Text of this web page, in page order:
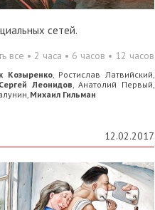
сетей.
все • 2 часа • 6 часов • 12 часов
Козыренко, Ростислав Латвийский,
Сергей Леонидов,Анатолий Первый,
, Михaил Гильмaн
12.02.2017